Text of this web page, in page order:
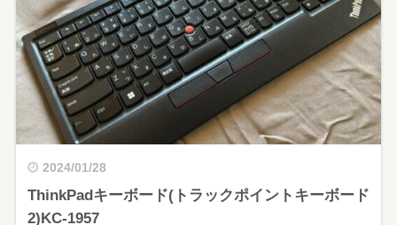
2024/01/28
ThinkPadキーボード(トラックポイントキーボード
2)KC-1957